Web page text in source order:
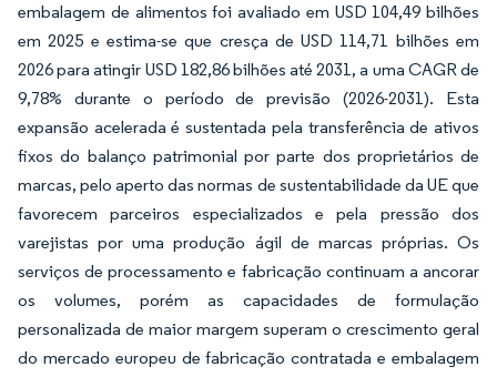
embalagem de alimentos foi avaliado em USD 104,49 bilhões
em 2025 e estima-se que cresça de USD 114,71 bilhões em
2026 para atingir USD 182,86 bilhões até 2031, a uma CAGR de
9,78% durante o período de previsão (2026-2031). Esta
expansão acelerada é sustentada pela transferência de ativos
fixos do balanço patrimonial por parte dos proprietários de
marcas, pelo aperto das normas de sustentabilidade da UE que
favorecem parceiros especializados e pela pressão dos
varejistas por uma produção ágil de marcas próprias. Os
serviços de processamento e fabricação continuam a ancorar
os volumes, porém as capacidades de formulação
personalizada de maior margem superam o crescimento geral
do mercado europeu de fabricação contratada e embalagem